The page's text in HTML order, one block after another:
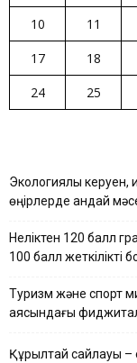
10
11
17
18
24
25
Экологиялық керуен,
өңірлерде қандай
Неліктен 120 балл
100 балл жеткілікті
Туризм және спорт
аясындағы
Құрылтай сайлауы –